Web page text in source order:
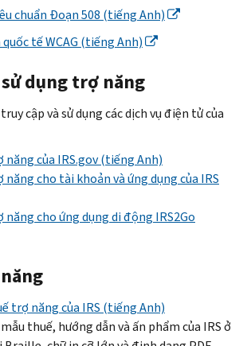
chuẩn Đoạn 508 (tiếng Anh)
tế WCAG (tiếng Anh)
dụng trợ năng
cập và sử dụng các dịch vụ điện tử của
năng của IRS.gov (tiếng Anh)
cho tài khoản và ứng dụng của IRS
năng cho ứng dụng di động IRS2Go
trợ năng của IRS (tiếng Anh)
thuế, hướng dẫn và ấn phẩm của IRS ở